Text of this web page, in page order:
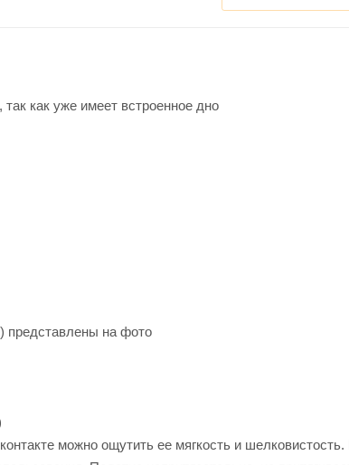
как уже имеет встроенное дно
представлены на фото
можно ощутить ее мягкость и